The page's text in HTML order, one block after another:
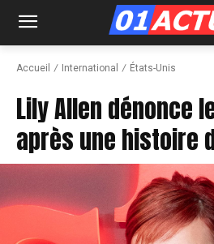
Accueil International États-Unis
Lily Allen dénonce
après une histoire